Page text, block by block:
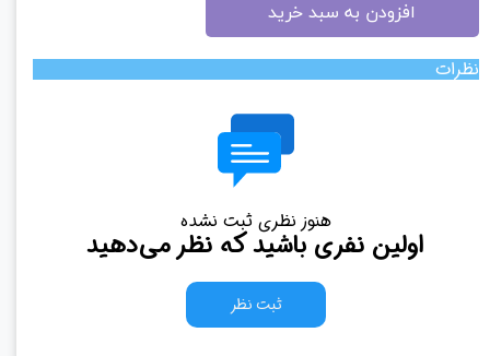
افزودن به سبد خرید
نظرات
هنوز نظری ثبت نشده
اولین نفری باشید که نظر می‌دهید
ثبت نظر